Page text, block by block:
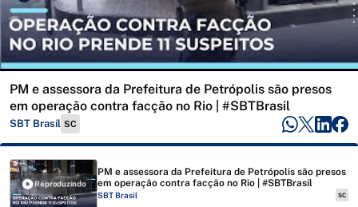
PM e assessora da Prefeitura de Petrópolis são presos
em operação contra facção no Rio | #SBTBrasil
SBT Brasil SC
Reproduzindo
PM e assessora da Prefeitura de Petrópolis são presos
em operação contra facção no Rio | #SBTBrasil
SBT Brasil SC